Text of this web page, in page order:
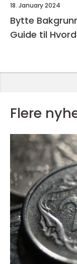
18. January 2024
Bytte
Guide til
Flere